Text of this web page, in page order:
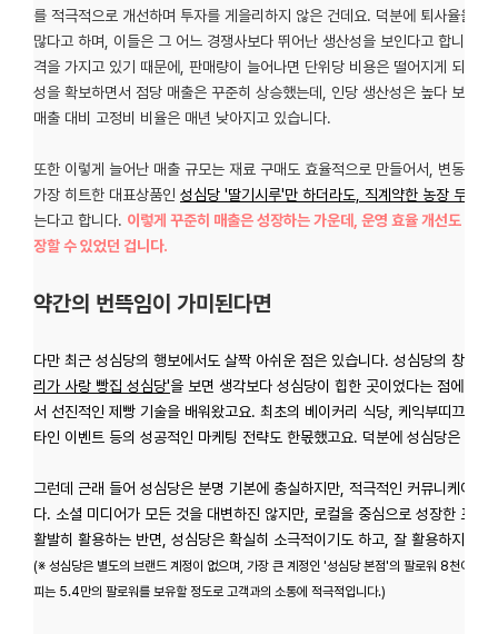
를 적극적으로 개선하며 투자를 게을리하지 않은 건데요. 덕분에 퇴사율을
많다고 하며, 이들은 그 어느 경쟁사보다 뛰어난 생산성을 보인다고 합니다.
격을 가지고 있기 때문에, 판매량이 늘어나면 단위당 비용은 떨어지게 되는
성을 확보하면서 점당 매출은 꾸준히 상승했는데, 인당 생산성은 높다 보니,
매출 대비 고정비 비율은 매년 낮아지고 있습니다.
또한 이렇게 늘어난 매출 규모는 재료 구매도 효율적으로 만들어서, 변동비
가장 히트한 대표상품인 성심당 '딸기시루'만 하더라도, 직계약한 농장 두 곳
는다고 합니다. 이렇게 꾸준히 매출은 성장하는 가운데, 운영 효율 개선도 지
장할 수 있었던 겁니다.
약간의 번뜩임이 가미된다면
다만 최근 성심당의 행보에서도 살짝 아쉬운 점은 있습니다. 성심당의 창업
리가 사랑 빵집 성심당'을 보면 생각보다 성심당이 힙한 곳이었다는 점에 놀
서 선진적인 제빵 기술을 배워왔고요. 최초의 베이커리 식당, 케익부띠끄 등
타인 이벤트 등의 성공적인 마케팅 전략도 한몫했고요. 덕분에 성심당은 대
그런데 근래 들어 성심당은 분명 기본에 충실하지만, 적극적인 커뮤니케이션
다. 소셜 미디어가 모든 것을 대변하진 않지만, 로컬을 중심으로 성장한 프릳
활발히 활용하는 반면, 성심당은 확실히 소극적이기도 하고, 잘 활용하지 못
(※ 성심당은 별도의 브랜드 계정이 없으며, 가장 큰 계정인 '성심당 본점'의 팔로워 8천여 명
피는 5.4만의 팔로워를 보유할 정도로 고객과의 소통에 적극적입니다.)